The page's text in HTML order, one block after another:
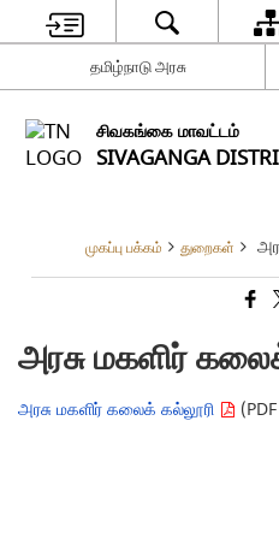
தமிழ்நாடு அரசு
சிவகங்கை மாவட்டம்
SIVAGANGA
முகப்பு பக்கம் துறைகள்
அரசு மகளிர்
அரசு மகளிர் கலைக் கல்லூரி